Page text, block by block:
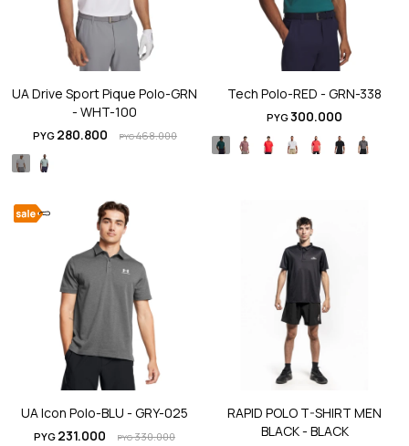
UA Drive Sport Pique Polo-GRN
- WHT-100
PYG 280.800 PYG468.000
Tech Polo-RED - GRN-338
PYG300.000
UA Icon Polo-BLU - GRY-025
PYG 231.000 PYG330.000
RAPID POLO T-SHIRT MEN
BLACK - BLACK